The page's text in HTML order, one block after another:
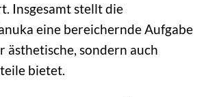
Insgesamt stellt die
eine bereichernde Aufgabe
ästhetische, sondern auch
bietet.